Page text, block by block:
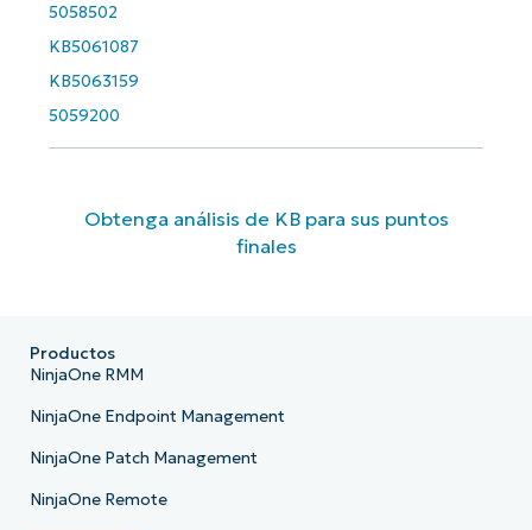
5058502
KB5061087
KB5063159
5059200
Obtenga análisis de KB para sus puntos
finales
Productos
NinjaOne RMM
NinjaOne Endpoint Management
NinjaOne Patch Management
NinjaOne Remote